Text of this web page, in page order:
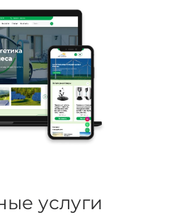
услуги